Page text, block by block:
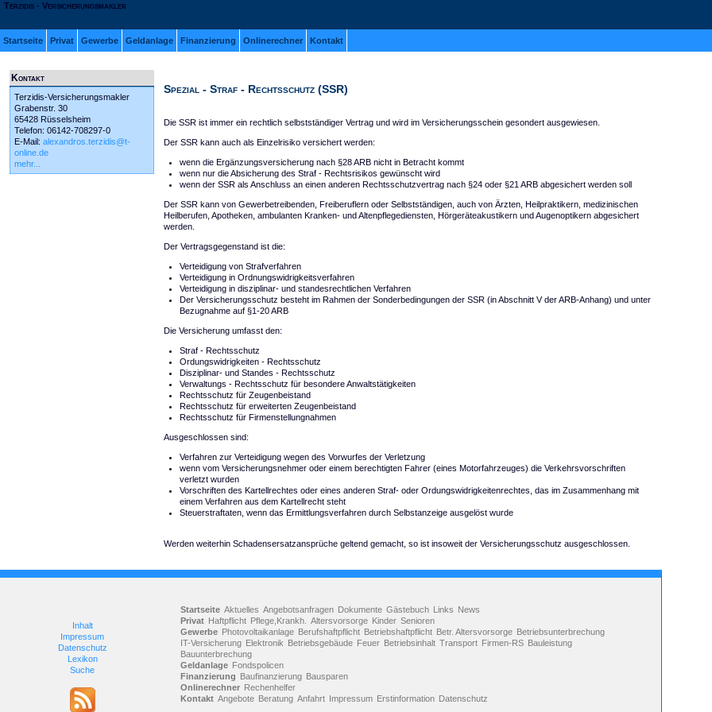
Terzidis - Versicherungsmakler
Startseite Privat Gewerbe Geldanlage Finanzierung Onlinerechner Kontakt
Kontakt
Terzidis-Versicherungsmakler
Grabenstr. 30
65428 Rüsselsheim
Telefon: 06142-708297-0
E-Mail: alexandros.terzidis@t-
online.de
mehr...
Spezial - Straf - Rechtsschutz (SSR)
Die SSR ist immer ein rechtlich selbstständiger Vertrag und wird im Versicherungsschein gesondert ausgewiesen.
Der SSR kann auch als Einzelrisiko versichert werden:
wenn die Ergänzungsversicherung nach §28 ARB nicht in Betracht kommt
wenn nur die Absicherung des Straf - Rechtsrisikos gewünscht wird
wenn der SSR als Anschluss an einen anderen Rechtsschutzvertrag nach §24 oder §21 ARB abgesichert werden soll
Der SSR kann von Gewerbetreibenden, Freiberuflern oder Selbstständigen, auch von Ärzten, Heilpraktikern, medizinischen
Heilberufen, Apotheken, ambulanten Kranken- und Altenpflegediensten, Hörgeräteakustikern und Augenoptikern abgesichert
werden.
Der Vertragsgegenstand ist die:
Verteidigung von Strafverfahren
Verteidigung in Ordnungswidrigkeitsverfahren
Verteidigung in disziplinar- und standesrechtlichen Verfahren
Der Versicherungsschutz besteht im Rahmen der Sonderbedingungen der SSR (in Abschnitt V der ARB-Anhang) und unter
Bezugnahme auf §1-20 ARB
Die Versicherung umfasst den:
Straf - Rechtsschutz
Ordungswidrigkeiten - Rechtsschutz
Disziplinar- und Standes - Rechtsschutz
Verwaltungs - Rechtsschutz für besondere Anwaltstätigkeiten
Rechtsschutz für Zeugenbeistand
Rechtsschutz für erweiterten Zeugenbeistand
Rechtsschutz für Firmenstellungnahmen
Ausgeschlossen sind:
Verfahren zur Verteidigung wegen des Vorwurfes der Verletzung
wenn vom Versicherungsnehmer oder einem berechtigten Fahrer (eines Motorfahrzeuges) die Verkehrsvorschriften
verletzt wurden
Vorschriften des Kartellrechtes oder eines anderen Straf- oder Ordungswidrigkeitenrechtes, das im Zusammenhang mit
einem Verfahren aus dem Kartellrecht steht
Steuerstraftaten, wenn das Ermittlungsverfahren durch Selbstanzeige ausgelöst wurde
Werden weiterhin Schadensersatzansprüche geltend gemacht, so ist insoweit der Versicherungsschutz ausgeschlossen.
Inhalt
Impressum
Datenschutz
Lexikon
Suche
Startseite Aktuelles Angebotsanfragen Dokumente Gästebuch Links News
Privat Haftpflicht Pflege,Krankh. Altersvorsorge Kinder Senioren
Gewerbe Photovoltaikanlage Berufshaftpflicht Betriebshaftpflicht Betr. Altersvorsorge Betriebsunterbrechung
IT-Versicherung Elektronik Betriebsgebäude Feuer Betriebsinhalt Transport Firmen-RS Bauleistung
Bauunterbrechung
Geldanlage Fondspolicen
Finanzierung Baufinanzierung Bausparen
Onlinerechner Rechenhelfer
Kontakt Angebote Beratung Anfahrt Impressum Erstinformation Datenschutz